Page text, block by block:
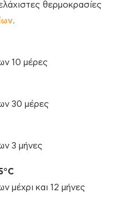
θερμοκρασίες
.
10 μέρες
30 μέρες
3 μήνες
μέχρι και 12 μήνες